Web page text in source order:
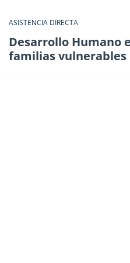
ASISTENCIA DIRECTA
Desarrollo Humano
familias vulnerables